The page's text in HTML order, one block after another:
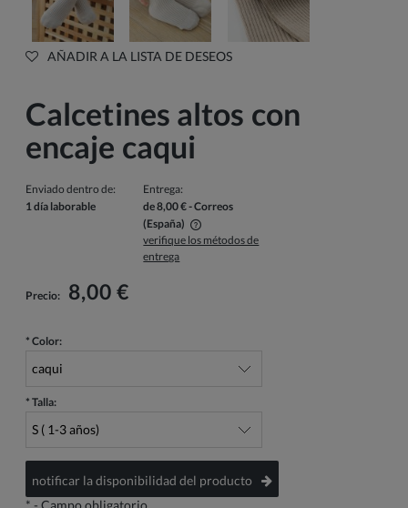
AÑADIR A LA LISTA DE DESEOS
Calcetines altos con
encaje caqui
Enviado dentro de:
1 día laborable
Entrega:
de 8,00 €- Correos
(España)
El precio no incluye los posibles gastos de pago
verifique los métodos de
entrega
Precio: 8,00 €
* Color:
* Talla:
notificar la disponibilidad del producto